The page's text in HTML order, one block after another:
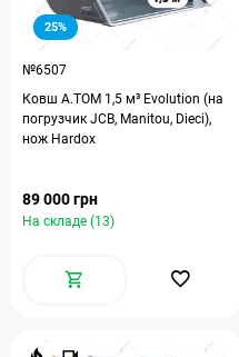
25%
№6507
Ковш A.TOM 1,5 м³ Evolution (на
погрузчик JCB, Manitou, Dieci),
нож Hardox
89 000 грн
На складе (13)